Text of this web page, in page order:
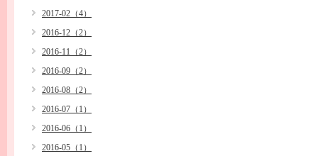
2017-02（4）
2016-12（2）
2016-11（2）
2016-09（2）
2016-08（2）
2016-07（1）
2016-06（1）
2016-05（1）